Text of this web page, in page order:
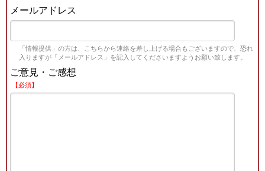
メールアドレス
「情報提供」の方は、こちらから連絡を差し上げる場合もございますので、恐れ
入りますが「メールアドレス」を記入してくださいますようお願い致します。
ご意見・ご感想
【必須】